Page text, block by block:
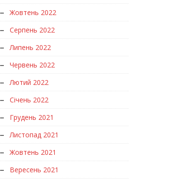
Жовтень 2022
Серпень 2022
Липень 2022
Червень 2022
Лютий 2022
Січень 2022
Грудень 2021
Листопад 2021
Жовтень 2021
Вересень 2021